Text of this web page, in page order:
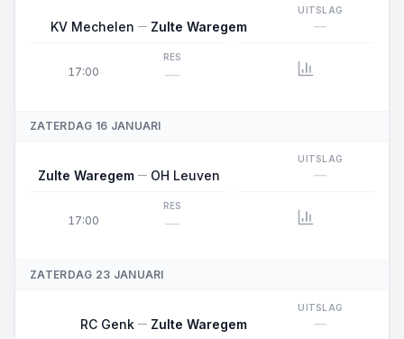
17:00
KV Mechelen Zulte Waregem
UITSLAG
—
RES
—
ZATERDAG 16 JANUARI
17:00
Zulte Waregem OH Leuven
UITSLAG
—
RES
—
ZATERDAG 23 JANUARI
RC Genk Zulte Waregem
UITSLAG
—